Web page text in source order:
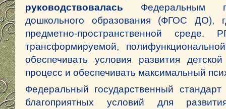
руководствовалась
Федеральным
дошкольного образования (ФГОС ДО),
предметно-пространственной
трансформируемой,
обеспечивать условия развития
процесс и обеспечивать максимальный
Федеральный государственный
благоприятных условий для